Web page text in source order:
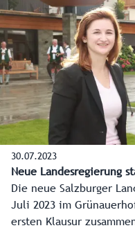
erarbeitet.
30.07.2023
Neue Landesregierung
Die neue Salzburger
Juli 2023 im
ersten Klausur